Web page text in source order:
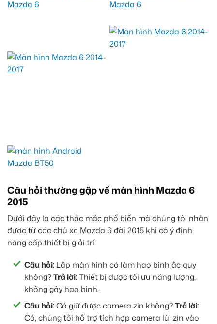
Câu hỏi thường gặp về màn hình Mazda 6
2015
Dưới đây là các thắc mắc phổ biến mà chúng tôi nhận
được từ các chủ xe Mazda 6 đời 2015 khi có ý định
nâng cấp thiết bị giải trí:
Câu hỏi: Lắp màn hình có làm hao bình ắc quy
không?Trả lời:Thiết bị được tối ưu năng lượng,
không gây hao bình.
Câu hỏi:Có giữ được camera zin không?Trả lời:
Có, chúng tôi hỗ trợ tích hợp camera lùi zin vào